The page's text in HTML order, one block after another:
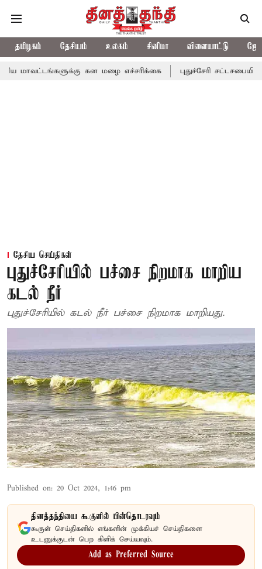
தமிழகம் தேசியம் உலகம் சினிமா விளையாட்டு
கன மழை எச்சரிக்கை புதுச்சேரி சட்டசபையில்
தேசிய செய்திகள்
புதுச்சேரியில் பச்சை நிறமாக மாறிய
கடல் நீர்
புதுச்சேரியில் கடல் நீர் பச்சை நிறமாக மாறியது.
Published on: 20 Oct 2024, 1:46 pm
தினத்தந்தியை கூகுளில் பின்தொடரவும்
கூகுள் செய்திகளில் எங்களின் முக்கியச் செய்திகளை
உடனுக்குடன் பெற கிளிக் செய்யவும்.
Add as Preferred Source